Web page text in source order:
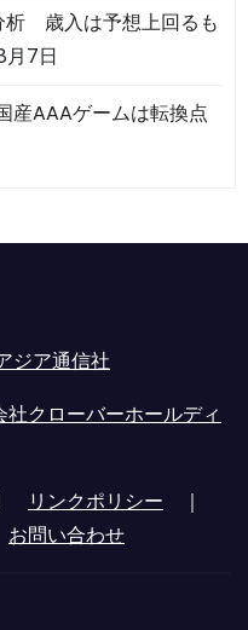
析 歳入は予想上回るも
7日
産AAAゲームは転換点
ジア通信社
社クローバーホールディ
リンクポリシー ｜
お問い合わせ